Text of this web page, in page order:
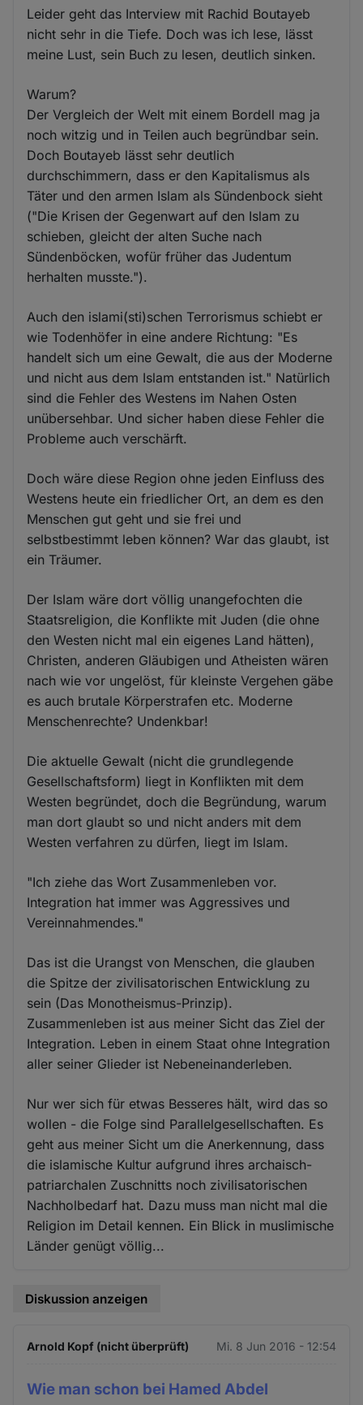
Leider geht das Interview mit Rachid Boutayeb
nicht sehr in die Tiefe. Doch was ich lese, lässt
meine Lust, sein Buch zu lesen, deutlich sinken.
Warum?
Der Vergleich der Welt mit einem Bordell mag ja
noch witzig und in Teilen auch begründbar sein.
Doch Boutayeb lässt sehr deutlich
durchschimmern, dass er den Kapitalismus als
Täter und den armen Islam als Sündenbock sieht
("Die Krisen der Gegenwart auf den Islam zu
schieben, gleicht der alten Suche nach
Sündenböcken, wofür früher das Judentum
herhalten musste.").
Auch den islami(sti)schen Terrorismus schiebt er
wie Todenhöfer in eine andere Richtung: "Es
handelt sich um eine Gewalt, die aus der Moderne
und nicht aus dem Islam entstanden ist." Natürlich
sind die Fehler des Westens im Nahen Osten
unübersehbar. Und sicher haben diese Fehler die
Probleme auch verschärft.
Doch wäre diese Region ohne jeden Einfluss des
Westens heute ein friedlicher Ort, an dem es den
Menschen gut geht und sie frei und
selbstbestimmt leben können? War das glaubt, ist
ein Träumer.
Der Islam wäre dort völlig unangefochten die
Staatsreligion, die Konflikte mit Juden (die ohne
den Westen nicht mal ein eigenes Land hätten),
Christen, anderen Gläubigen und Atheisten wären
nach wie vor ungelöst, für kleinste Vergehen gäbe
es auch brutale Körperstrafen etc. Moderne
Menschenrechte? Undenkbar!
Die aktuelle Gewalt (nicht die grundlegende
Gesellschaftsform) liegt in Konflikten mit dem
Westen begründet, doch die Begründung, warum
man dort glaubt so und nicht anders mit dem
Westen verfahren zu dürfen, liegt im Islam.
"Ich ziehe das Wort Zusammenleben vor.
Integration hat immer was Aggressives und
Vereinnahmendes."
Das ist die Urangst von Menschen, die glauben
die Spitze der zivilisatorischen Entwicklung zu
sein (Das Monotheismus-Prinzip).
Zusammenleben ist aus meiner Sicht das Ziel der
Integration. Leben in einem Staat ohne Integration
aller seiner Glieder ist Nebeneinanderleben.
Nur wer sich für etwas Besseres hält, wird das so
wollen - die Folge sind Parallelgesellschaften. Es
geht aus meiner Sicht um die Anerkennung, dass
die islamische Kultur aufgrund ihres archaisch-
patriarchalen Zuschnitts noch zivilisatorischen
Nachholbedarf hat. Dazu muss man nicht mal die
Religion im Detail kennen. Ein Blick in muslimische
Länder genügt völlig...
Diskussion anzeigen
Arnold Kopf (nicht überprüft) Mi. 8 Jun 2016 - 12:54
Wie man schon bei Hamed Abdel